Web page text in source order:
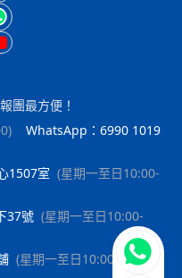
團最方便！
)
WhatsApp：6990 1019
1507室 (星期一至日10:00-
37號 (星期一至日10:00-
(星期一至日10:00-
立即